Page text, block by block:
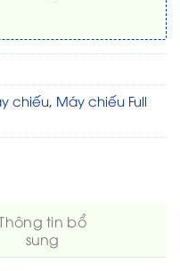
chiếu Máy chiếu Full
tin bổ
sung